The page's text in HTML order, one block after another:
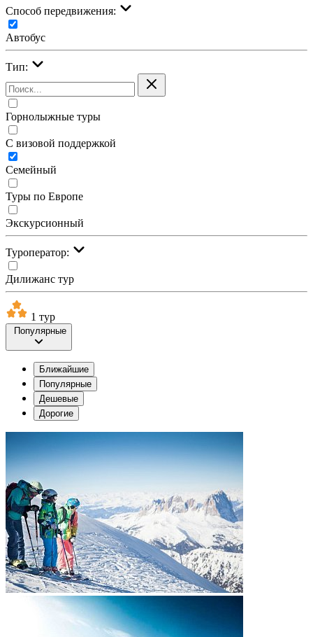
Cпособ передвижения:
Автобус
Тип:
Горнолыжные туры
С визовой поддержкой
Семейный
Туры по Европе
Экскурсионный
Туроператор:
Дилижанс тур
1 тур
Популярные
Ближайшие
Популярные
Дешевые
Дорогие